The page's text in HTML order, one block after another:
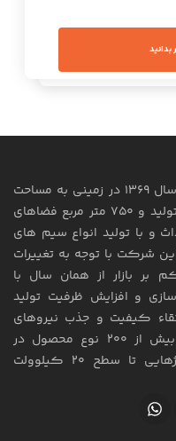
شرکت سیم و کابل بهفر دامغان در سال ۱۳۶۹ در زمینی به مساحت
۱۱۰۰۰ متر مربع و ۱۸۵۰ متر مربع سالن تولید و ۷۵۰ متر مربع فضاهای
و با تولید انواع سیم های
شرکت با توجه به تغییرات
و شرایط حاکم بر بازار از همان سال با
و افزایش ظرفیت تولید
کیفیت و جذب نیروهای
متخصص و باتجربه، در حال حاضر با بیش از 200 نوع محصول در
سایزها و کاربردهای مختلف با ولتاژهایی تا سطح ۲۰ کیلوولت